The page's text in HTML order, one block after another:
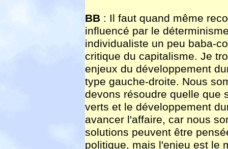
BB : Il faut quand même
influencé par le
individualiste un peu baba-
critique du capitalisme. Je
enjeux du développement
type gauche-droite. Nous
devons résoudre quelle que
verts et le développement
avancer l'affaire, car nous
solutions peuvent être
politique, mais l'enjeu est le